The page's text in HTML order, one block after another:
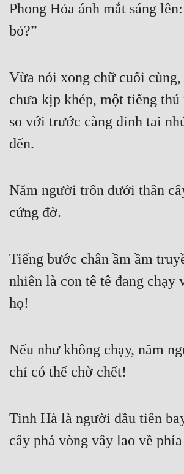
Vô Địch
Võ Hiệp
Xuyên Không
Xuyên Nhanh
Điền Văn
Đô Thị
Đông Phương Huyền Huyễn
Đồng Nhân
Ngự Thú
Truyện Nam
Vô Địch Lưu
Xây Dựng Thế Lực
Phong Hỏa ánh mắt sáng
bỏ?”
Vừa nói xong chữ cuối
chưa kịp khép, một tiếng thú
so với trước càng đinh tai
đến.
Năm người trốn dưới thân
cứng đờ.
Tiếng bước chân ầm ầm
nhiên là con tê tê đang chạy
họ!
Nếu như không chạy, năm
chỉ có thể chờ chết!
Tinh Hà là người đầu tiên
cây phá vòng vây lao về